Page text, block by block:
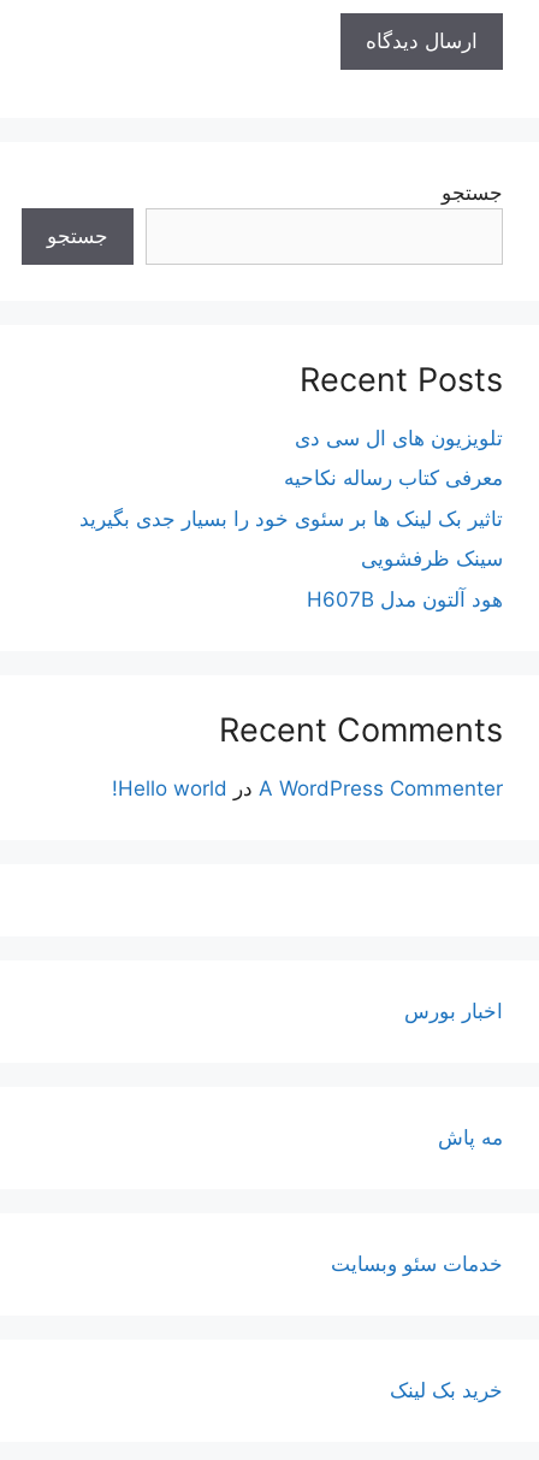
جستجو
جستجو
Recent Posts
تلویزیون های ال سی دی
معرفی کتاب رساله نکاحیه
تاثیر بک لینک ها بر سئوی خود را بسیار جدی بگیرید
سینک ظرفشویی
هود آلتون مدل H607B
Recent Comments
A WordPress Commenter در Hello world!
اخبار بورس
مه پاش
خدمات سئو وبسایت
خرید بک لینک